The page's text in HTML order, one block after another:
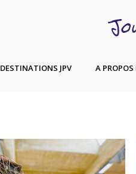
DESTINATIONS JPV A PROPOS